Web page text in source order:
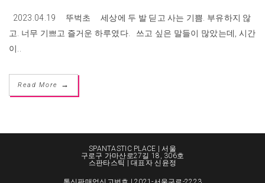
2023.04.19 뚜벅초 세상에 두 발 딛고 사는 기쁨. 부유하지 않
고. 너무 기쁘고 즐거운 하루였다. 쓰고 싶은 말들이 많았는데, 시간
이..
Read More →
SPANTASTIC PLACE | 서울
구로구 가마산로27길 18, 306호
스판타스틱 | 대표자 신윤정